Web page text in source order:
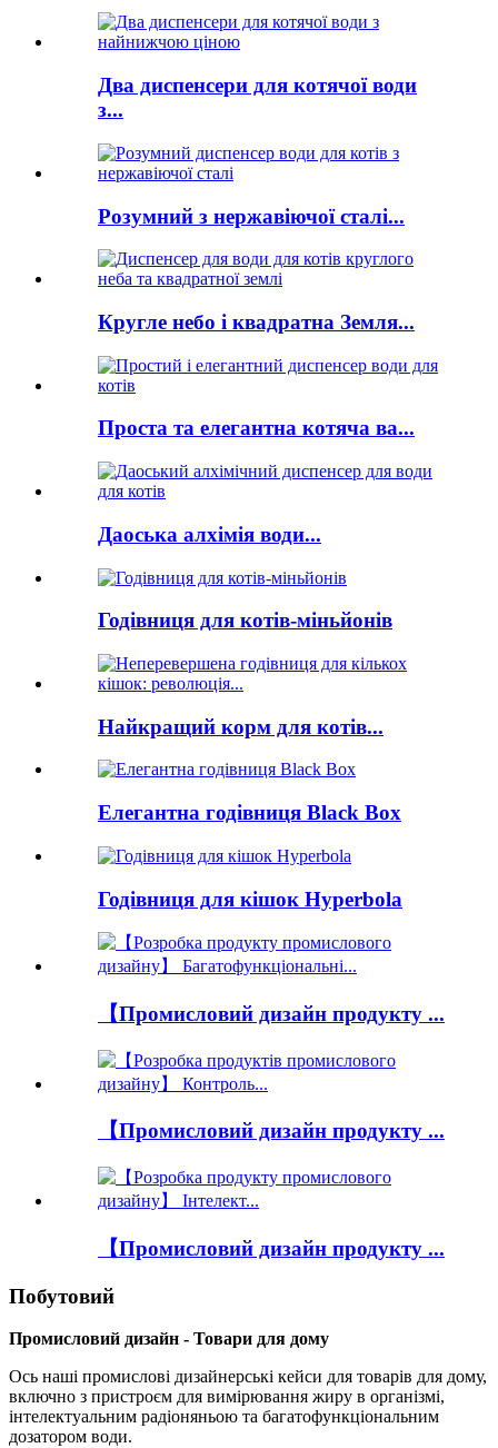
Два диспенсери для котячої води
з...
Розумний з нержавіючої сталі...
Кругле небо і квадратна Земля...
Проста та елегантна котяча ва...
Даоська алхімія води...
Годівниця для котів-міньйонів
Найкращий корм для котів...
Елегантна годівниця Black Box
Годівниця для кішок Hyperbola
【Промисловий дизайн продукту ...
【Промисловий дизайн продукту ...
【Промисловий дизайн продукту ...
Побутовий
Промисловий дизайн - Товари для дому
Ось наші промислові дизайнерські кейси для товарів для дому,
включно з пристроєм для вимірювання жиру в організмі,
інтелектуальним радіоняньою та багатофункціональним
дозатором води.